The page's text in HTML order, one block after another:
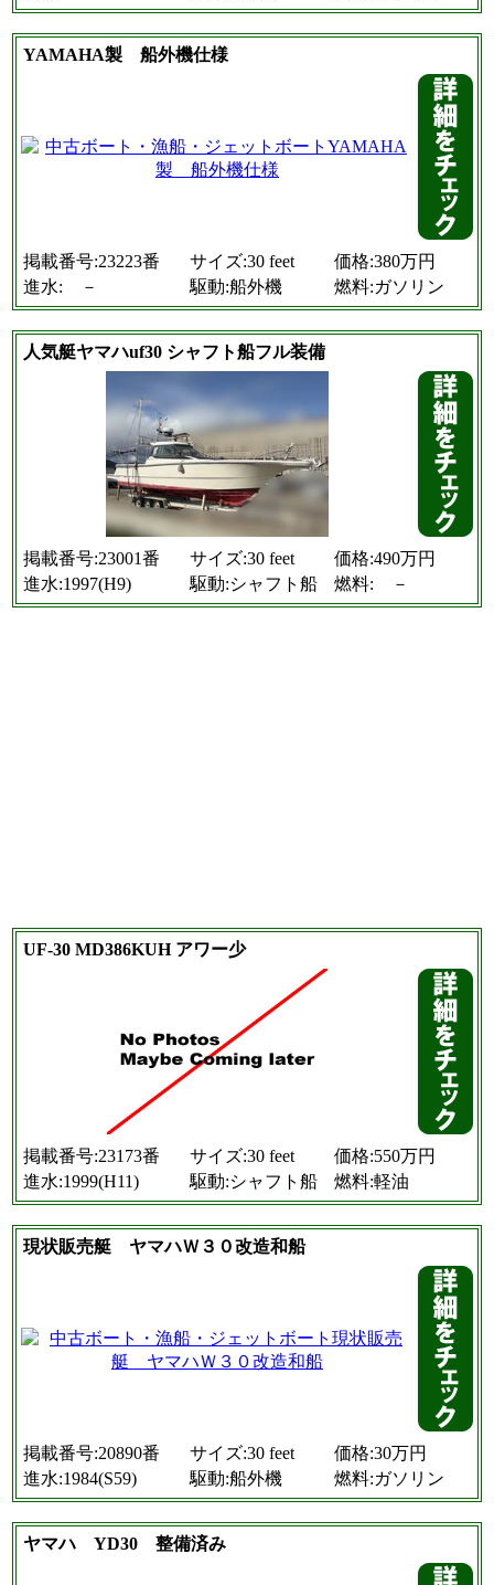
YAMAHA製 船外機仕様
掲載番号:23223番 サイズ:30 feet
価格:380万円
進水: －
駆動:船外機 燃料:ガソリン
人気艇ヤマハuf30 シャフト船フル装備
掲載番号:23001番 サイズ:30 feet
価格:490万円
進水:1997(H9)
駆動:シャフト船 燃料: －
UF-30 MD386KUH アワー少
掲載番号:23173番 サイズ:30 feet
価格:550万円
進水:1999(H11)
駆動:シャフト船 燃料:軽油
現状販売艇 ヤマハＷ３０改造和船
掲載番号:20890番 サイズ:30 feet
価格:30万円
進水:1984(S59)
駆動:船外機 燃料:ガソリン
ヤマハ YD30 整備済み